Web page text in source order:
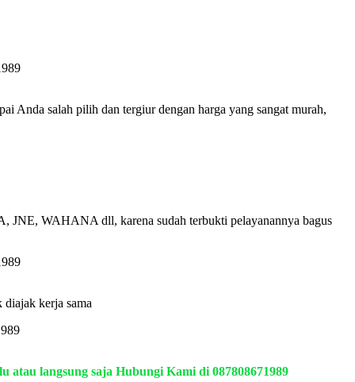
Anda salah pilih dan tergiur dengan harga yang sangat murah,
WAHANA dll, karena sudah terbukti pelayanannya bagus
kerja sama
atau langsung saja Hubungi Kami di 087808671989